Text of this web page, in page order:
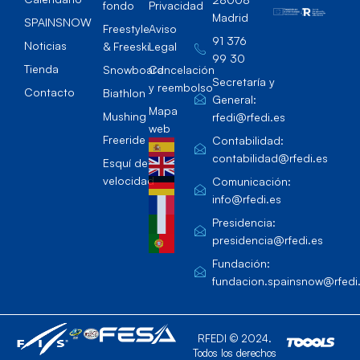
SPAINSNOW
Noticias
Tienda
Contacto
fondo
Freestyle
& Freeski
Snowboard
Biathlon
Mushing
Freeride
Esquí de
velocidad
Privacidad
Aviso
Legal
Cancelación
y reembolso
Mapa
web
Madrid
91 376
99 30
Secretaría y
General:
rfedi@rfedi.es
Contabilidad:
contabilidad@rfedi.es
Comunicación:
info@rfedi.es
Presidencia:
presidencia@rfedi.es
Fundación:
RFEDI © 2024.
Todos los derechos